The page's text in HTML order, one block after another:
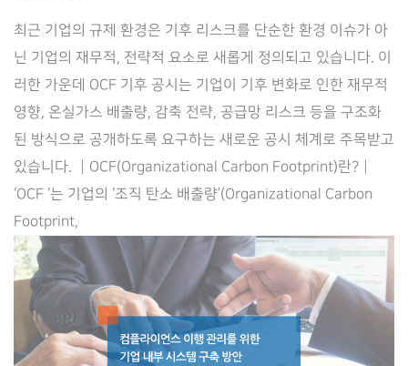
대
응
최근 기업의 규제 환경은 기후 리스크를 단순한 환경 이슈가 아
닌 기업의 재무적, 전략적 요소로 새롭게 정의되고 있습니다. 이
러한 가운데 OCF 기후 공시는 기업이 기후 변화로 인한 재무적
영향, 온실가스 배출량, 감축 전략, 공급망 리스크 등을 구조화
된 방식으로 공개하도록 요구하는 새로운 공시 체계로 주목받고
있습니다. ┃OCF(Organizational Carbon Footprint)란?┃
‘OCF ‘는 기업의 ‘조직 탄소 배출량’(Organizational Carbon
Footprint,